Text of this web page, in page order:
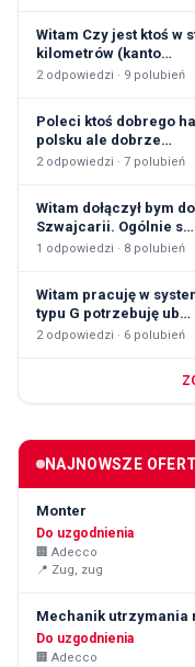
Witam Czy jest ktoś w
kilometrów (kanto…
2odpowiedzi · 9 polubień
Poleci ktoś dobrego
polsku ale dobrze…
2odpowiedzi · 7 polubień
Witam dołączył bym
Szwajcarii. Ogólnie s…
1 odpowiedzi · 8 polubień
Witam pracuję w
typu G potrzebuję ub…
2odpowiedzi · 6 polubień
NAJNOWSZE
Monter
Do uzgodnienia
🏢 Adecco
📍 Zug, zug
Mechanik utrzymania
Do uzgodnienia
🏢 Adecco